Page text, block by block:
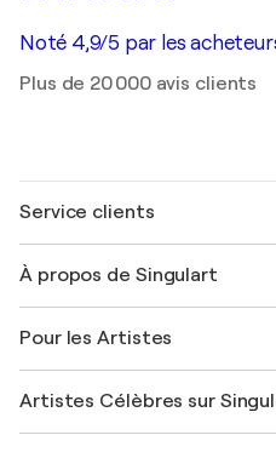
Noté 4,9/5 par les
Plus de 20 000 avis clients
Service clients
Expédition
Offrir une carte cadeau
Rejoignez notre programme
Mon compte
+33 1 76 44 06 42
À propos de Singulart
FAQ
Magazine Singulart
Emplois
Pour les Artistes
Se connecter en tant
Artistes Célèbres sur